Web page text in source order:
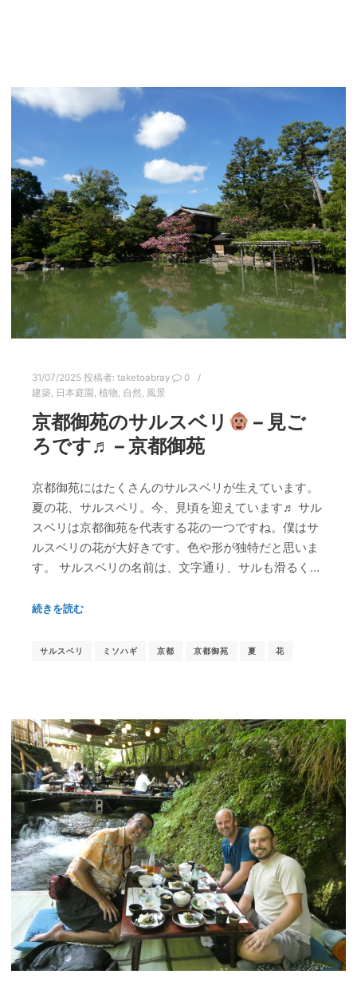
31/07/2025 投稿者: taketoabray
0
建築, 日本庭園 , 植物, 自然, 風景
京都御苑のサルスベリ
– 見ご
ろです♬ – 京都御苑
京都御苑にはたくさんのサルスベリが生えています。
夏の花、サルスベリ。今、見頃を迎えています♬ サル
スベリは京都御苑を代表する花の一つですね。僕はサ
ルスベリの花が大好きです。色や形が独特だと思いま
す。 サルスベリの名前は、文字通り、サルも滑るく…
続きを読む
サルスベリ ミソハギ 京都 京都御苑 夏 花